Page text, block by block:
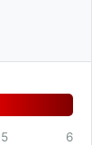
5 6